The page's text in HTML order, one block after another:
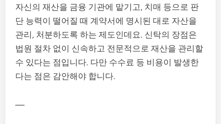
자신의 재산을 금융 기관에 맡기고, 치매 등으로 판
단 능력이 떨어질 때 계약서에 명시된 대로 자산을
관리, 처분하도록 하는 제도인데요. 신탁의 장점은
법원 절차 없이 신속하고 전문적으로 재산을 관리할
수 있다는 점입니다. 다만 수수료 등 비용이 발생한
다는 점은 감안해야 합니다.
—